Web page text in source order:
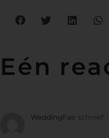
Eén
WeddingFair schreef: